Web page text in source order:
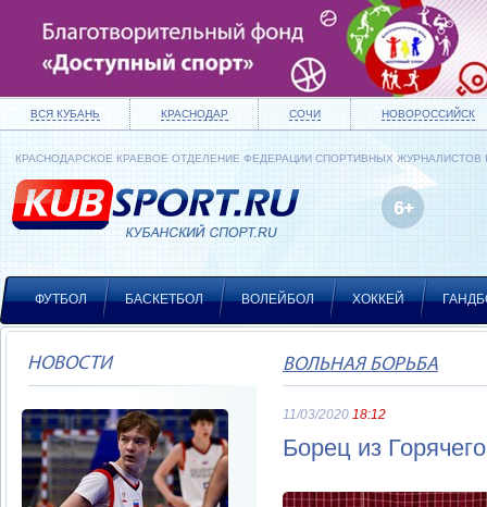
ВСЯ КУБАНЬ КРАСНОДАР СОЧИ НОВОРОССИЙСК
КРАСНОДАРСКОЕ КРАЕВОЕ ОТДЕЛЕНИЕ ФЕДЕРАЦИИ СПОРТИВНЫХ ЖУРНАЛИСТОВ
ФУТБОЛ БАСКЕТБОЛ ВОЛЕЙБОЛ ХОККЕЙ
НОВОСТИ ВОЛЬНАЯ БОРЬБА
11/03/2020 18:12
Борец из